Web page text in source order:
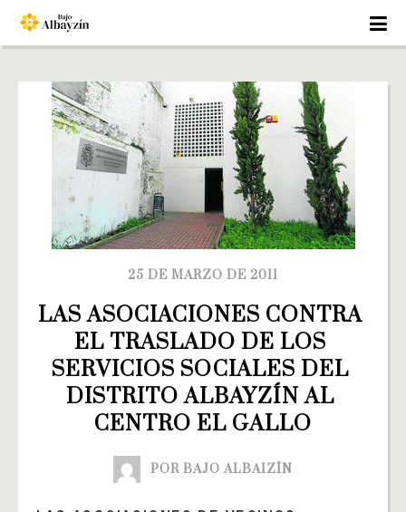
25 DE MARZO DE 2011
LAS ASOCIACIONES CONTRA
EL TRASLADO DE LOS
SERVICIOS SOCIALES DEL
DISTRITO ALBAYZÍN AL
CENTRO EL GALLO
POR BAJO ALBAIZÍN